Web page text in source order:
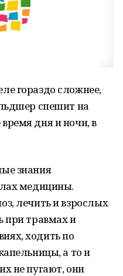
гораздо сложнее,
спешит на
дня и ночи, в
знания
медицины.
лечить и взрослых
при травмах и
ходить по
а то и
не пугают, они